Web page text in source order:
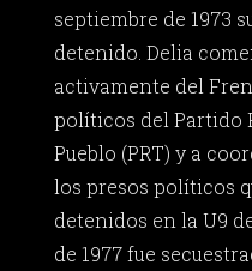
septiembre de 1973
detenido. Delia
activamente del
políticos del Partido
Pueblo (PRT) y a
los presos políticos
detenidos en la U9
de 1977 fue